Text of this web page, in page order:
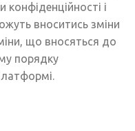
конфіденційності і
вноситись зміни
що вносяться до
порядку